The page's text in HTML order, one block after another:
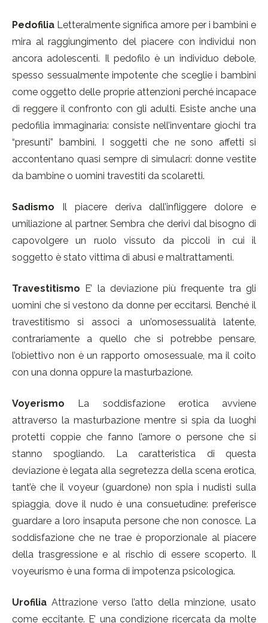
Pedofilia Letteralmente significa amore per i bambini e
mira al raggiungimento del piacere con individui non
ancora adolescenti. Il pedofilo è un individuo debole,
spesso sessualmente impotente che sceglie i bambini
come oggetto delle proprie attenzioni perché incapace
di reggere il confronto con gli adulti. Esiste anche una
pedofilia immaginaria: consiste nell’inventare giochi tra
“presunti” bambini. I soggetti che ne sono affetti si
accontentano quasi sempre di simulacri: donne vestite
da bambine o uomini travestiti da scolaretti.
Sadismo Il piacere deriva dall’infliggere dolore e
umiliazione al partner. Sembra che derivi dal bisogno di
capovolgere un ruolo vissuto da piccoli in cui il
soggetto è stato vittima di abusi e maltrattamenti.
Travestitismo E’ la deviazione più frequente tra gli
uomini che si vestono da donne per eccitarsi. Benché il
travestitismo si associ a un’omosessualità latente,
contrariamente a quello che si potrebbe pensare,
l’obiettivo non è un rapporto omosessuale, ma il coito
con una donna oppure la masturbazione.
Voyerismo La soddisfazione erotica avviene
attraverso la masturbazione mentre si spia da luoghi
protetti coppie che fanno l’amore o persone che si
stanno spogliando. La caratteristica di questa
deviazione è legata alla segretezza della scena erotica,
tant’è che il voyeur (guardone) non spia i nudisti sulla
spiaggia, dove il nudo è una consuetudine: preferisce
guardare a loro insaputa persone che non conosce. La
soddisfazione che ne trae è proporzionale al piacere
della trasgressione e al rischio di essere scoperto. Il
voyeurismo è una forma di impotenza psicologica.
Urofilia Attrazione verso l’atto della minzione, usato
come eccitante. E’ una condizione ricercata da molte